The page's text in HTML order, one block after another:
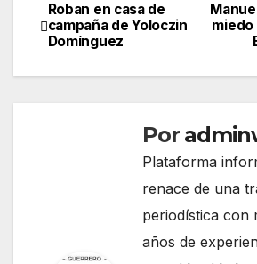
Navegación
de
miedo
Roban en casa de
campaña de Yoloczin
Domínguez
Por
Plataforma
renace de una
periodística con
años de